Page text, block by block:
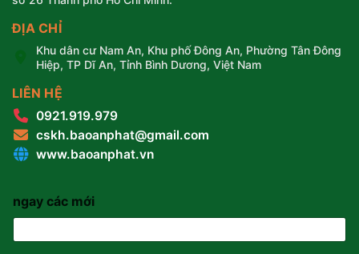
ĐỊA CHỈ
Khu dân cư Nam An, Khu phố Đông An, Phường Tân Đông
Hiệp, TP Dĩ An, Tỉnh Bình Dương, Việt Nam
LIÊN HỆ
0921.919.979
cskh.baoanphat@gmail.com
www.baoanphat.vn
ngay các mới